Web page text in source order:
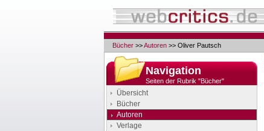
Bücher >>Autoren >> Oliver Pautsch
Navigation
Seiten der Rubrik "Bücher"
Übersicht
Bücher
Autoren
Verlage